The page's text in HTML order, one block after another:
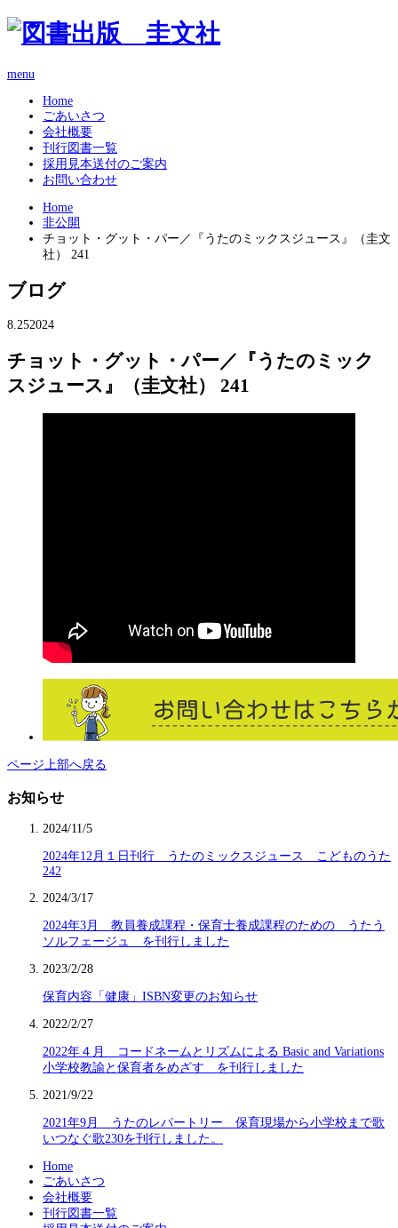
menu
Home
ごあいさつ
会社概要
刊行図書一覧
採用見本送付のご案内
お問い合わせ
Home
非公開
チョット・グット・パー／『うたのミックスジュース』（圭文
社） 241
ブログ
8.252024
チョット・グット・パー／『うたのミック
スジュース』（圭文社） 241
ページ上部へ戻る
お知らせ
2024/11/5
2024年12月１日刊行 うたのミックスジュース こどものうた
242
2024/3/17
2024年3月 教員養成課程・保育士養成課程のための うたう
ソルフェージュ を刊行しました
2023/2/28
保育内容「健康」ISBN変更のお知らせ
2022/2/27
2022年４月 コードネームとリズムによる Basic and Variations
小学校教諭と保育者をめざす を刊行しました
2021/9/22
2021年9月 うたのレパートリー 保育現場から小学校まで歌
いつなぐ歌230を刊行しました。
Home
ごあいさつ
会社概要
刊行図書一覧